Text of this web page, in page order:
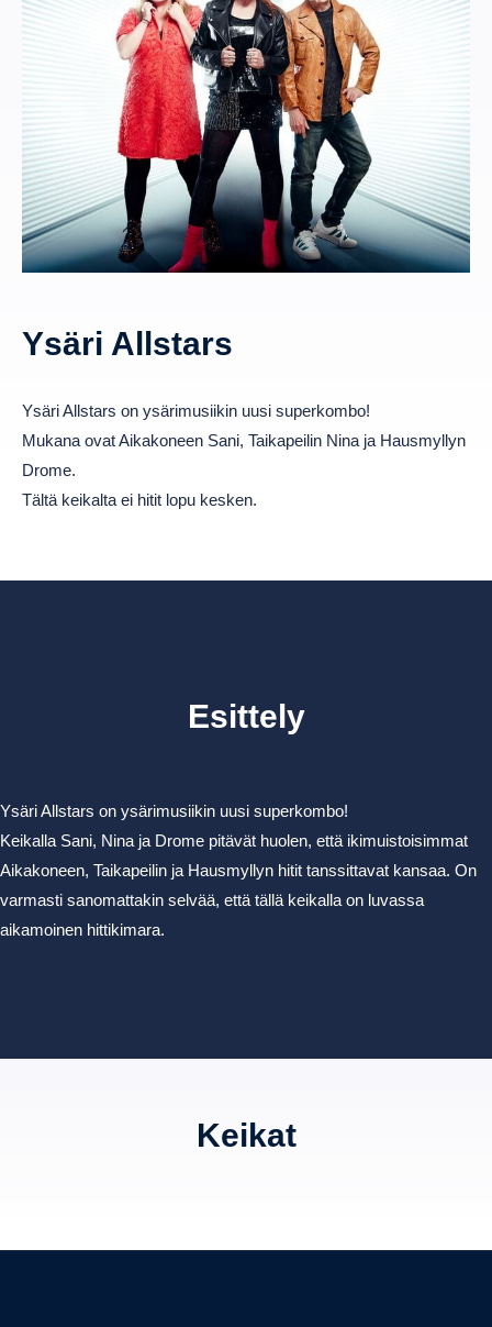
Ysäri Allstars
Ysäri Allstars on ysärimusiikin uusi superkombo!
Mukana ovat Aikakoneen Sani, Taikapeilin Nina ja Hausmyllyn
Drome.
Tältä keikalta ei hitit lopu kesken.
Esittely
Ysäri Allstars on ysärimusiikin uusi superkombo!
Keikalla Sani, Nina ja Drome pitävät huolen, että ikimuistoisimmat
Aikakoneen, Taikapeilin ja Hausmyllyn hitit tanssittavat kansaa. On
varmasti sanomattakin selvää, että tällä keikalla on luvassa
aikamoinen hittikimara.
Keikat